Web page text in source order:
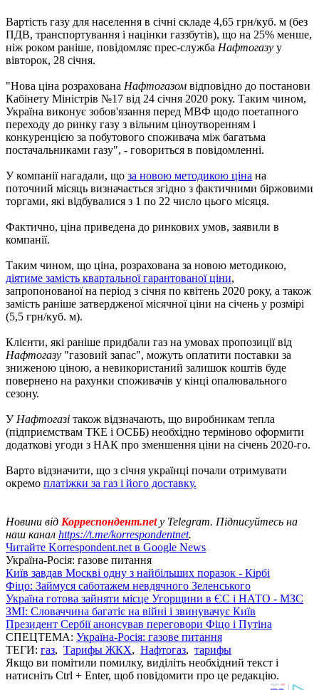
Вартість газу для населення в січні складе 4,65 грн/куб. м (без
ПДВ, транспортування і націнки газзбутів), що на 25% менше,
ніж роком раніше, повідомляє прес-служба Нафтогазу у
вівторок, 28 січня.
"Нова ціна розрахована Нафтогазом відповідно до постанови
Кабінету Міністрів №17 від 24 січня 2020 року. Таким чином,
Україна виконує зобов'язання перед МВФ щодо поетапного
переходу до ринку газу з вільним ціноутворенням і
конкуренцією за побутового споживача між багатьма
постачальниками газу", - говориться в повідомленні.
У компанії нагадали, що за новою методикою ціна на
поточний місяць визначається згідно з фактичними біржовими
торгами, які відбувалися з 1 по 22 число цього місяця.
Фактично, ціна приведена до ринкових умов, заявили в
компанії.
Таким чином, що ціна, розрахована за новою методикою,
діятиме замість квартальної гарантованої ціни,
запропонованої на період з січня по квітень 2020 року, а також
замість раніше затвердженої місячної ціни на січень у розмірі
(5,5 грн/куб. м).
Клієнти, які раніше придбали газ на умовах пропозиції від
Нафтогазу "газовий запас", можуть оплатити поставки за
зниженою ціною, а невикористаний залишок коштів буде
повернено на рахунки споживачів у кінці опалювального
сезону.
УНафтогазі також відзначають, що виробникам тепла
(підприємствам ТКЕ і ОСББ) необхідно терміново оформити
додаткові угоди з НАК про зменшення ціни на січень 2020-го.
Варто відзначити, що з січня українці почали отримувати
окремо платіжки за газ і його доставку.
Новини від Корреспондент.net у Telegram. Підписуйтесь на
наш канал https://t.me/korrespondentnet.
Читайте Korrespondent.net в Google News
Україна-Росія: газове питання
Київ завдав Москві одну з найбільших поразок - Кірбі
Фіцо: Займуся саботажем невдячного Зеленського
Україна готова зайняти місце Угорщини в ЄС і НАТО - МЗС
ЗМІ: Словаччина багатіє на війні і звинувачує Київ
Президент Сербії анонсував переговори Фіцо і Путіна
СПЕЦТЕМА: Україна-Росія: газове питання
ТЕГИ: газ, Тарифы ЖКХ, Нафтогаз, тарифы
Якщо ви помітили помилку, виділіть необхідний текст і
натисніть Ctrl + Enter, щоб повідомити про це редакцію.